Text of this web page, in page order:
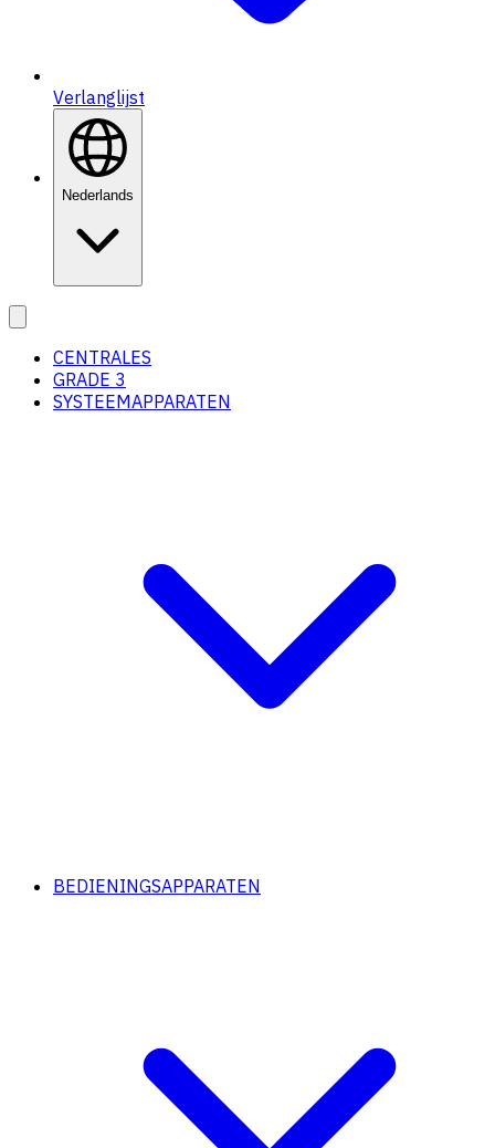
Verlanglijst
Nederlands
CENTRALES
GRADE 3
SYSTEEMAPPARATEN
BEDIENINGSAPPARATEN